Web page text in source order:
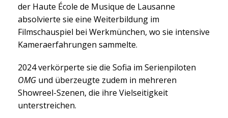
der Haute École de Musique de Lausanne
absolvierte sie eine Weiterbildung im
Filmschauspiel bei Werkmünchen, wo sie intensive
Kameraerfahrungen sammelte.
2024 verkörperte sie die Sofia im Serienpiloten
OMG und überzeugte zudem in mehreren
Showreel-Szenen, die ihre Vielseitigkeit
unterstreichen.